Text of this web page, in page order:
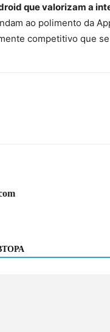
que valorizam a
ao polimento da
competitivo que